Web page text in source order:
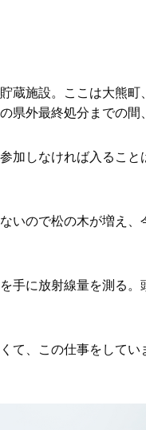
蔵施設。ここは大熊
県外最終処分までの
加しなければ入るこ
いので松の木が増え
手に放射線量を測る
て、この仕事をして